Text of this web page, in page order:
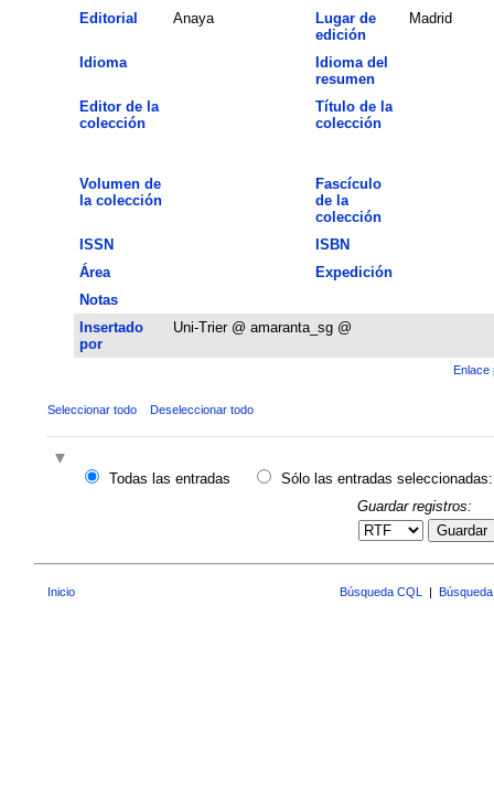
Editorial
Anaya
Lugar de
edición
Madrid
Idioma
Idioma del
resumen
Editor de la
colección
Título de la
colección
Volumen de
la colección
Fascículo
de la
colección
ISSN
ISBN
Área
Expedición
Notas
Insertado
por
Uni-Trier @ amaranta_sg @
Enlace
Seleccionar todo Deseleccionar todo
Todas las entradas
Sólo las entradas seleccionadas:
Guardar registros:
Guardar
Inicio Búsqueda CQL